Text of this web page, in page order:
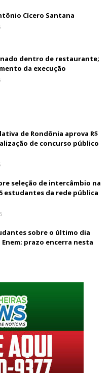
Cícero Santana
dentro de restaurante;
da execução
de Rondônia aprova R$
de concurso público
seleção de intercâmbio na
estudantes da rede pública
sobre o último dia
prazo encerra nesta